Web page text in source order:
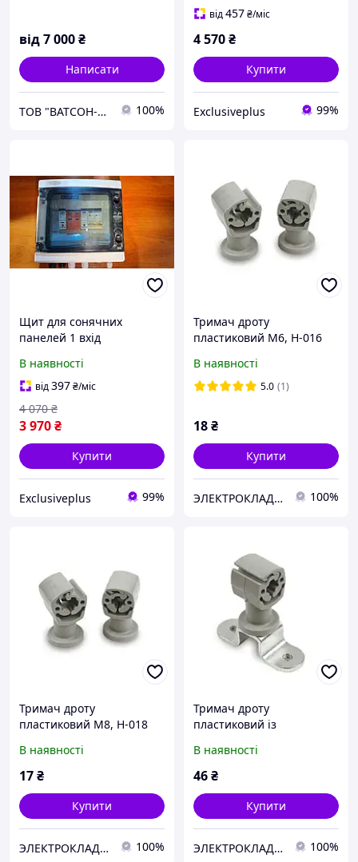
від7 000₴
Написати
ТОВ "ВАТСОН-ЕНЕРГО" 100%
від457₴/міс
4 570₴
Купити
Exclusiveplus 99%
Щит для сонячних
панелей 1 вхід
МСВ СТРD Захист від води
IP-65
В наявності
від397₴/міс
3 970₴
4 070 ₴
Купити
Exclusiveplus 99%
Тримач дроту
пластиковий М6, H-016
В наявності
5.0 (1)
18₴
Купити
ЭЛЕКТРОКЛАДОВА 100%
Тримач дроту
пластиковий М8, H-018
В наявності
17₴
Купити
ЭЛЕКТРОКЛАДОВА 100%
Тримач дроту
пластиковий із
019
В наявності
46₴
Купити
ЭЛЕКТРОКЛАДОВА 100%